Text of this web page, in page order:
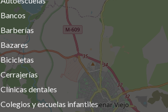
Bancos
Barberías
Bazares
Bicicletas
Cerrajerías
Clínicas dentales
Colegios y escuelas infantiles